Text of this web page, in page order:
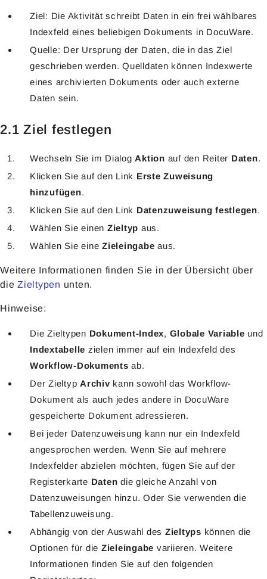
Ziel: Die Aktivität schreibt Daten in ein frei wählbares
Indexfeld eines beliebigen Dokuments in DocuWare.
Quelle: Der Ursprung der Daten, die in das Ziel
geschrieben werden. Quelldaten können Indexwerte
eines archivierten Dokuments oder auch externe
Daten sein.
2.1 Ziel festlegen
Wechseln Sie im Dialog Aktion auf den Reiter Daten.
Klicken Sie auf den Link Erste Zuweisung
hinzufügen.
Klicken Sie auf den Link Datenzuweisung festlegen.
Wählen Sie einen Zieltyp aus.
Wählen Sie eine Zieleingabe aus.
Weitere Informationen finden Sie in der Übersicht über
die Zieltypen unten.
Hinweise:
Die Zieltypen Dokument-Index, Globale Variable und
Indextabelle zielen immer auf ein Indexfeld des
Workflow-Dokuments ab.
Der Zieltyp Archivkann sowohl das Workflow-
Dokument als auch jedes andere in DocuWare
gespeicherte Dokument adressieren.
Bei jeder Datenzuweisung kann nur ein Indexfeld
angesprochen werden. Wenn Sie auf mehrere
Indexfelder abzielen möchten, fügen Sie auf der
Registerkarte Daten die gleiche Anzahl von
Datenzuweisungen hinzu. Oder Sie verwenden die
Tabellenzuweisung.
Abhängig von der Auswahl des Zieltyps können die
Optionen für die Zieleingabe variieren. Weitere
Informationen finden Sie auf den folgenden